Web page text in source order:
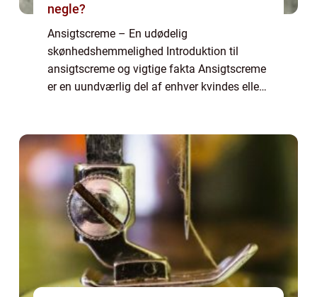
negle?
Ansigtscreme – En udødelig
skønhedshemmelighed Introduktion til
ansigtscreme og vigtige fakta Ansigtscreme
er en uundværlig del af enhver kvindes eller
tegn på aldring ...